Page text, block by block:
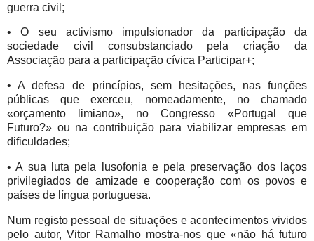
guerra civil;
• O seu activismo impulsionador da participação da
sociedade civil consubstanciado pela criação da
Associação para a participação cívica Participar+;
• A defesa de princípios, sem hesitações, nas funções
públicas que exerceu, nomeadamente, no chamado
«orçamento limiano», no Congresso «Portugal que
Futuro?» ou na contribuição para viabilizar empresas em
dificuldades;
• A sua luta pela lusofonia e pela preservação dos laços
privilegiados de amizade e cooperação com os povos e
países de língua portuguesa.
Num registo pessoal de situações e acontecimentos vividos
pelo autor, Vitor Ramalho mostra-nos que «não há futuro